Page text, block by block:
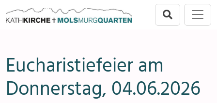
Direkt zur Hauptnavigation springen
Direkt zum Inhalt springen
Eucharistiefeier am
Donnerstag, 04.06.2026
Menu
Flums
Berschis-Tscherlach
Mols-Murg-Quarten
Gottesdienste
Angebote & Sakramente